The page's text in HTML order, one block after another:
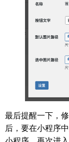
最后提醒一下，
后，要在小程序